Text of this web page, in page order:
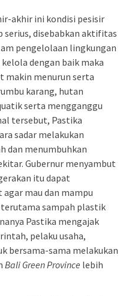
akhir ini kondisi pesisir
serius, disebabkan aktifitas
pengelolaan lingkungan
dengan baik maka
makin menurun serta
karang, hutan
serta mengganggu
tersebut, Pastika
sadar melakukan
dan menumbuhkan
Gubernur menyambut
itu dapat
mau dan mampu
sampah plastik
Pastika mengajak
pelaku usaha,
bersama-sama melakukan
Bali Green Province lebih